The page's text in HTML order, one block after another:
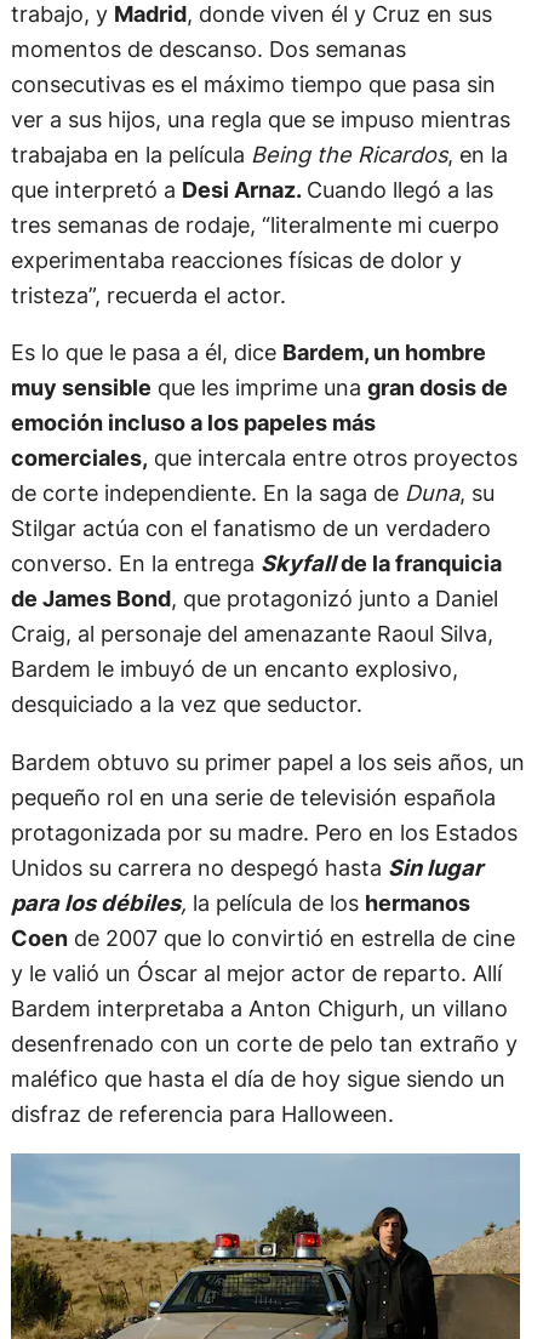
trabajo, y Madrid, donde viven él y Cruz en sus
momentos de descanso. Dos semanas
consecutivas es el máximo tiempo que pasa sin
ver a sus hijos, una regla que se impuso mientras
trabajaba en la película Being the Ricardos, en la
que interpretó a Desi Arnaz. Cuando llegó a las
tres semanas de rodaje, “literalmente mi cuerpo
experimentaba reacciones físicas de dolor y
tristeza”, recuerda el actor.
Es lo que le pasa a él, dice Bardem, un hombre
muy sensible que les imprime una gran dosis de
emoción incluso a los papeles más
comerciales, que intercala entre otros proyectos
de corte independiente. En la saga de Duna, su
Stilgar actúa con el fanatismo de un verdadero
converso. En la entrega Skyfallde la franquicia
de James Bond, que protagonizó junto a Daniel
Craig, al personaje del amenazante Raoul Silva,
Bardem le imbuyó de un encanto explosivo,
desquiciado a la vez que seductor.
Bardem obtuvo su primer papel a los seis años, un
pequeño rol en una serie de televisión española
protagonizada por su madre. Pero en los Estados
Unidos su carrera no despegó hasta Sin lugar
para los débiles, la película de los hermanos
Coende 2007 que lo convirtió en estrella de cine
y le valió un Óscar al mejor actor de reparto. Allí
Bardem interpretaba a Anton Chigurh, un villano
desenfrenado con un corte de pelo tan extraño y
maléfico que hasta el día de hoy sigue siendo un
disfraz de referencia para Halloween.